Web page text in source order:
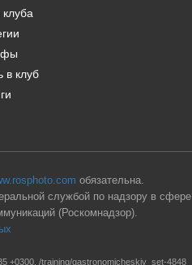
в клуб
обязательна.
службой по надзору в сфере
(Роскомнадзор).
+0300, /training/gastronomicheskiy_set-4848